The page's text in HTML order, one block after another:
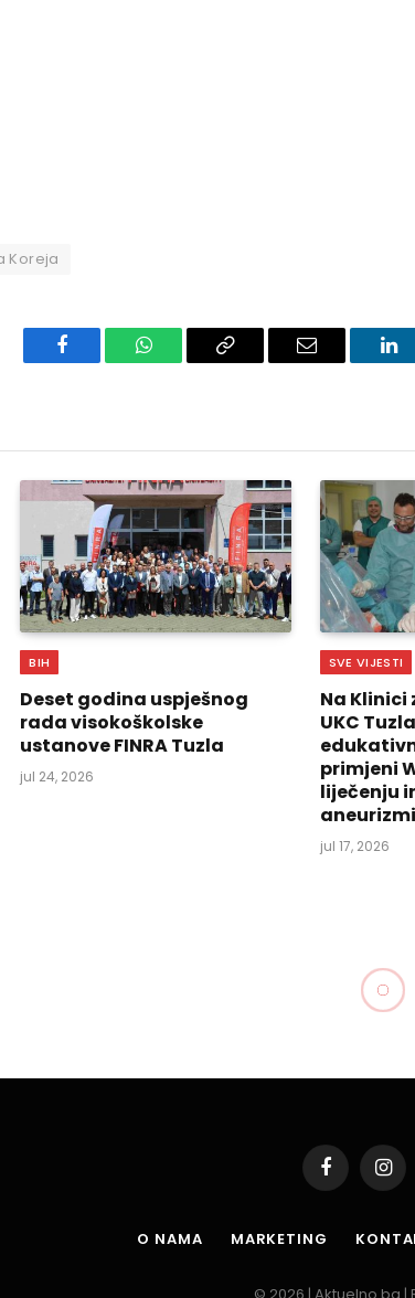
Koreja
Facebook WhatsAppCopy
Email
BIH
Deset godina uspješnog
rada visokoškolske
ustanove FINRA Tuzla
jul 24, 2026
SVE VIJESTI
Na
UKC
primjeni
liječenju
aneurizmi
jul 17, 2026
Facebook
O NAMA MARKETING
© 2026 | Aktuelno.ba |